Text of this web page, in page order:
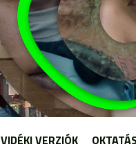
VIDÉKI VERZIÓK